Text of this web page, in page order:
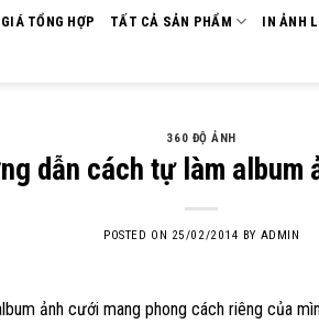
TỔNG HỢP TẤT CẢ SẢN PHẨM IN ẢNH
360 ĐỘ ẢNH
dẫn cách tự làm album
POSTED ON 25/02/2014 BY ADMIN
ảnh cưới mang phong cách riêng của